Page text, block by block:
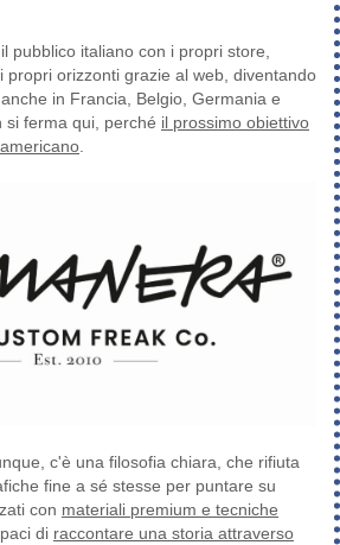
pubblico italiano con i propri store,
propri orizzonti grazie al web, diventando
in Francia, Belgio, Germania e
si ferma qui, perché il prossimo obiettivo
c'è una filosofia chiara, che rifiuta
fine a sé stesse per puntare su
con materiali premium e tecniche
di raccontare una storia attraverso